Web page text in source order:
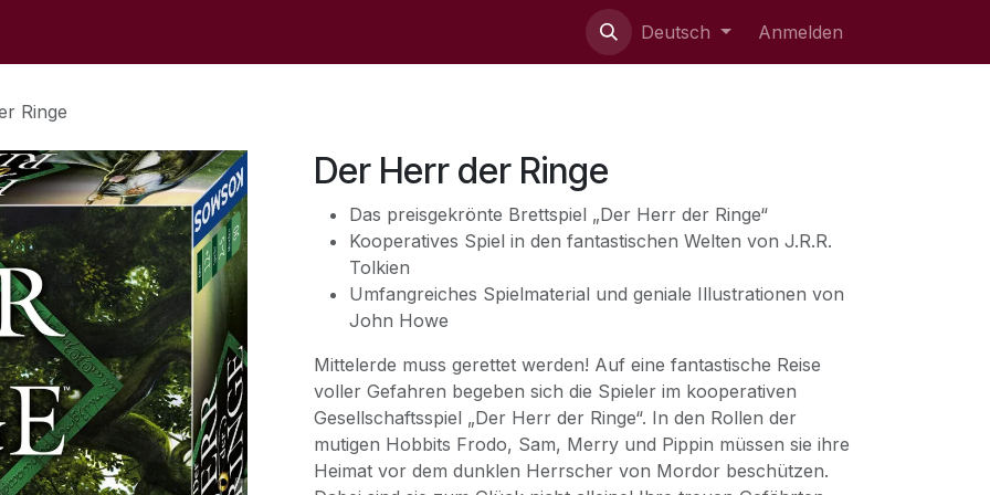
Deutsch Anmelden
Ringe
Der Herr der Ringe
Das preisgekrönte Brettspiel „Der Herr der Ringe“
Kooperatives Spiel in den fantastischen Welten von J.R.R.
Tolkien
Umfangreiches Spielmaterial und geniale Illustrationen von
John Howe
Mittelerde muss gerettet werden! Auf eine fantastische Reise
voller Gefahren begeben sich die Spieler im kooperativen
Gesellschaftsspiel „Der Herr der Ringe“. In den Rollen der
mutigen Hobbits Frodo, Sam, Merry und Pippin müssen sie ihre
Heimat vor dem dunklen Herrscher von Mordor beschützen.